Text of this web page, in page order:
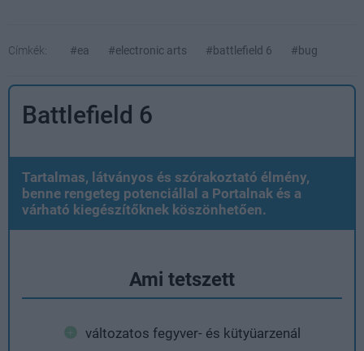
Címkék: #ea #electronic arts #battlefield 6 #bug
Battlefield 6
Tartalmas, látványos és szórakoztató élmény,
benne rengeteg potenciállal a Portalnak és a
várható kiegészítőknek köszönhetően.
Ami tetszett
változatos fegyver- és kütyüarzenál